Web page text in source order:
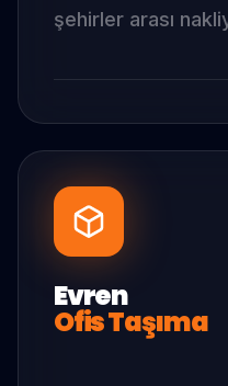
şehirler arası
Evren
Ofis Taşıma